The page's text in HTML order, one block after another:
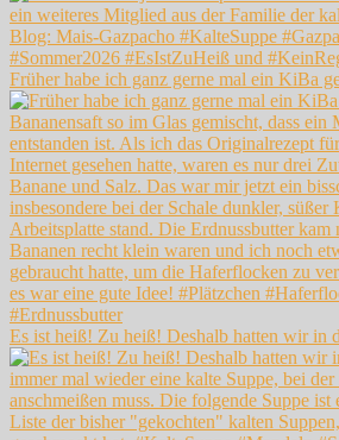
Früher habe ich ganz gerne mal ein KiBa
Es ist heiß! Zu heiß! Deshalb hatten wir in